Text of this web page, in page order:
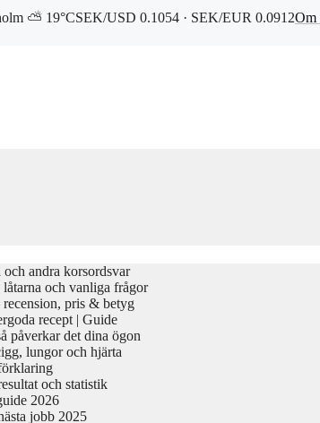
⛅ 19°CSEK/USD 0.1054 · SEK/EUR 0.0912Om
andra korsordsvar
och vanliga frågor
pris & betyg
recept | Guide
påverkar det dina ögon
lungor och hjärta
och statistik
2026
jobb 2025